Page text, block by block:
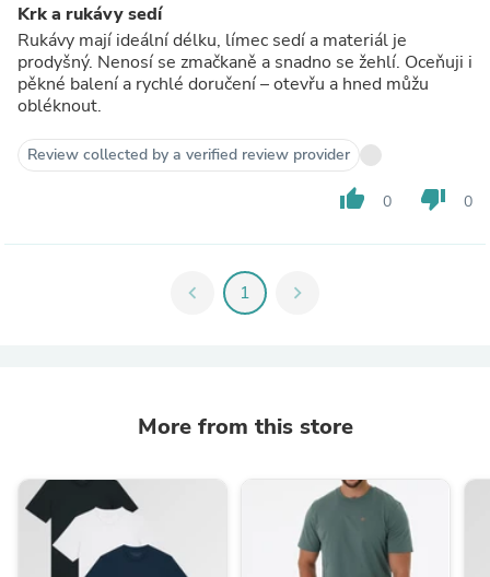
Krk a rukávy sedí
Rukávy mají ideální délku, límec sedí a materiál je
prodyšný. Nenosí se zmačkaně a snadno se žehlí. Oceňuji i
pěkné balení a rychlé doručení – otevřu a hned můžu
obléknout.
Review collected by a verified review provider
thumb_up 0 thumb_down 0
chevron_left 1 chevron_right
More from this store